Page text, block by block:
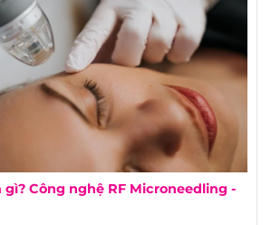
Công nghệ RF Microneedling -